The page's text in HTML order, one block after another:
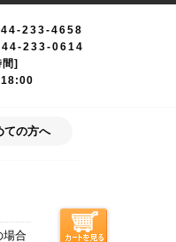
233-4658
233-0614
]
ての方へ
場合